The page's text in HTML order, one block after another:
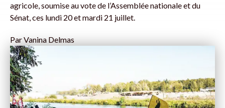
agricole, soumise au vote de l’Assemblée nationale et du
Sénat, ces lundi 20 et mardi 21 juillet.
ParVanina Delmas